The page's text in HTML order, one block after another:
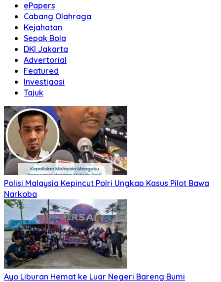
ePapers
Cabang Olahraga
Kejahatan
Sepak Bola
DKI Jakarta
Advertorial
Featured
Investigasi
Tajuk
Polisi Malaysia Kepincut Polri Ungkap Kasus Pilot Bawa
Narkoba
Ayo Liburan Hemat ke Luar Negeri Bareng Bumi